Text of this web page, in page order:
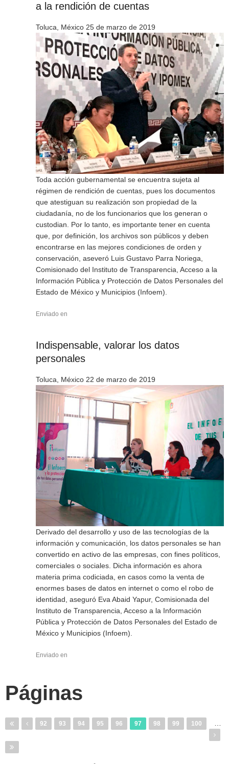
a la rendición de cuentas
Toluca, México 25 de marzo de 2019
Toda acción gubernamental se encuentra sujeta al
régimen de rendición de cuentas, pues los documentos
que atestiguan su realización son propiedad de la
ciudadanía, no de los funcionarios que los generan o
custodian. Por lo tanto, es importante tener en cuenta
que, por definición, los archivos son públicos y deben
encontrarse en las mejores condiciones de orden y
conservación, aseveró Luis Gustavo Parra Noriega,
Comisionado del Instituto de Transparencia, Acceso a la
Información Pública y Protección de Datos Personales del
Estado de México y Municipios (Infoem).
Enviado en
Indispensable, valorar los datos
personales
Toluca, México 22 de marzo de 2019
Derivado del desarrollo y uso de las tecnologías de la
información y comunicación, los datos personales se han
convertido en activo de las empresas, con fines políticos,
comerciales o sociales. Dicha información es ahora
materia prima codiciada, en casos como la venta de
enormes bases de datos en internet o como el robo de
identidad, aseguró Eva Abaid Yapur, Comisionada del
Instituto de Transparencia, Acceso a la Información
Pública y Protección de Datos Personales del Estado de
México y Municipios (Infoem).
Enviado en
Páginas
92 93 94 95 96 97 98 99 100